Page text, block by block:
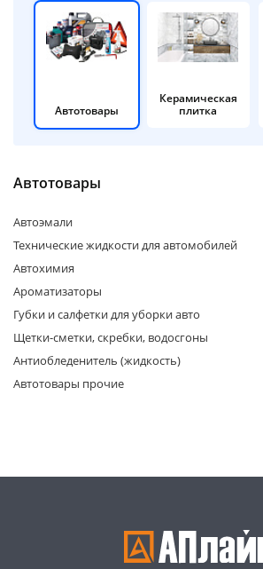
Автотовары
Керамическая
плитка
Автотовары
Автоэмали
Технические жидкости для автомобилей
Автохимия
Ароматизаторы
Губки и салфетки для уборки авто
Щетки-сметки, скребки, водосгоны
Антиобледенитель (жидкость)
Автотовары прочие
недели